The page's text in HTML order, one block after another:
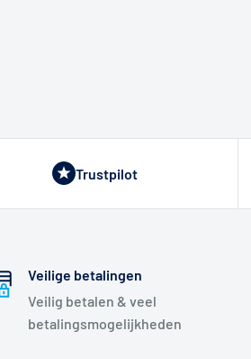
Trustpilot
Veilige betalingen
Veilig betalen & veel
betalingsmogelijkheden